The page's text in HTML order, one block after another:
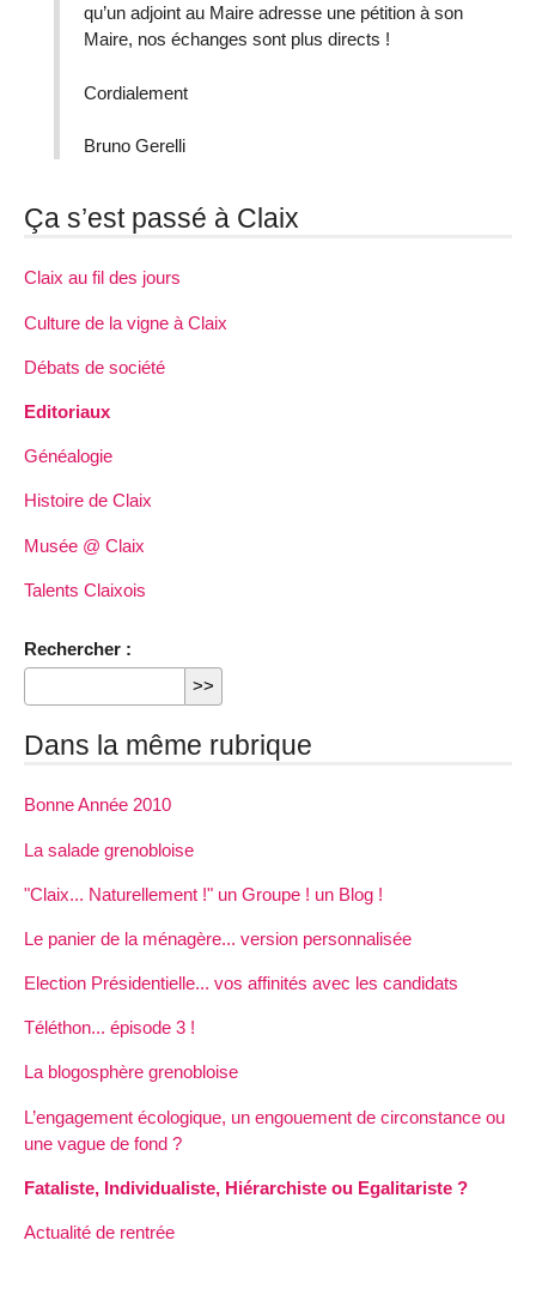
qu’un adjoint au Maire adresse une pétition à son
Maire, nos échanges sont plus directs !
Cordialement
Bruno Gerelli
Ça s’est passé à Claix
Claix au fil des jours
Culture de la vigne à Claix
Débats de société
Editoriaux
Généalogie
Histoire de Claix
Musée @ Claix
Talents Claixois
Rechercher :
Dans la même rubrique
Bonne Année 2010
La salade grenobloise
"Claix... Naturellement !" un Groupe ! un Blog !
Le panier de la ménagère... version personnalisée
Election Présidentielle... vos affinités avec les candidats
Téléthon... épisode 3 !
La blogosphère grenobloise
L’engagement écologique, un engouement de circonstance ou
une vague de fond ?
Fataliste, Individualiste, Hiérarchiste ou Egalitariste ?
Actualité de rentrée